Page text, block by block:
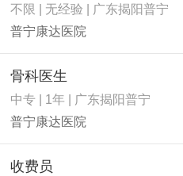
不限 | 无经验 | 广东揭阳普宁
普宁康达医院
骨科医生
中专 | 1年 | 广东揭阳普宁
普宁康达医院
收费员